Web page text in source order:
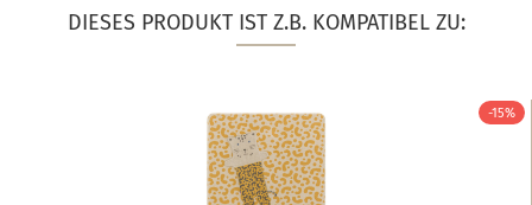
DIESES PRODUKT IST Z.B. KOMPATIBEL ZU:
-15%